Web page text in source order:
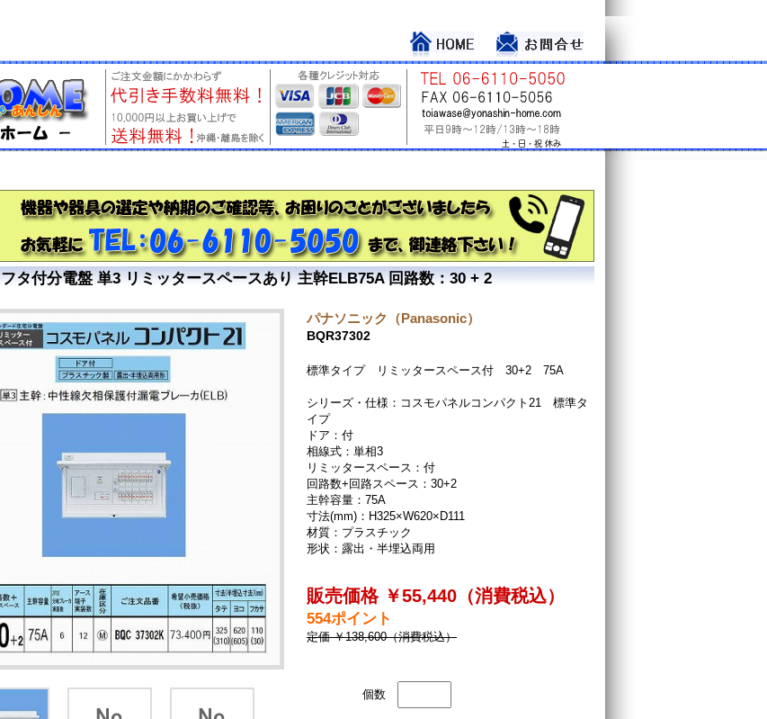
フタ付分電盤 単3 リミッタースペースあり 主幹ELB75A 回路数：30 + 2
パナソニック（Panasonic）
BQR37302
標準タイプ リミッタースペース付 30+2 75A
シリーズ・仕様：コスモパネルコンパクト21 標準タ
イプ
ドア：付
相線式：単相3
リミッタースペース：付
回路数+回路スペース：30+2
主幹容量：75A
寸法(mm)：H325×W620×D111
材質：プラスチック
形状：露出・半埋込両用
販売価格 ￥55,440（消費税込）
554ポイント
定価 ￥138,600（消費税込）
個数